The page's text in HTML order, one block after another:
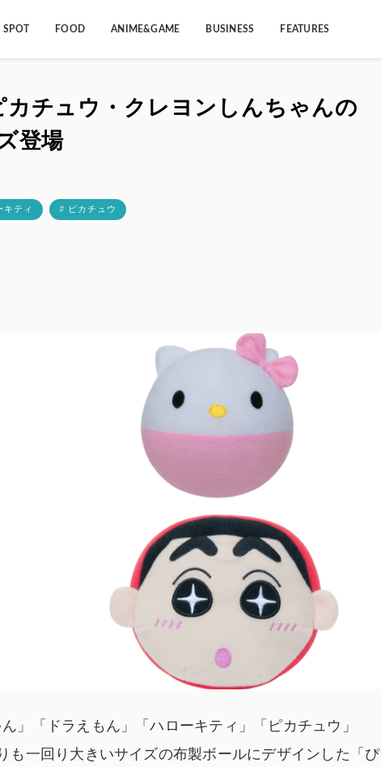
SPOT FOOD ANIME&GAME BUSINESS FEATURES
カチュウ・クレヨンしんちゃんの
登場
キティ # ピカチュウ
」「ドラえもん」「ハローキティ」「ピカチュウ」
も一回り大きいサイズの布製ボールにデザインした「ぴ